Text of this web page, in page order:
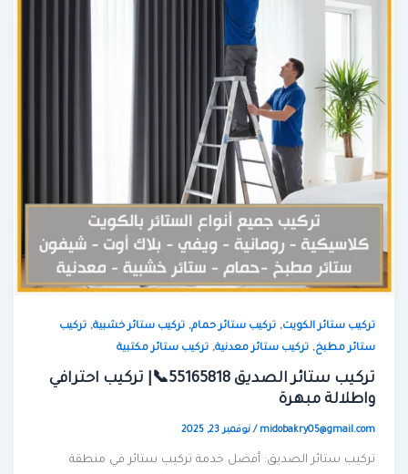
تركيب ستائر الكويت,تركيب ستائر حمام,تركيب ستائر خشبية,تركيب
ستائر مطبخ,تركيب ستائر معدنية,تركيب ستائر مكتبية
تركيب ستائر الصديق 55165818📞| تركيب احترافي
واطلالة مبهرة
midobakry05@gmail.com
/نوفمبر 23, 2025
تركيب ستائر الصديق: أفضل خدمة تركيب ستائر في منطقة